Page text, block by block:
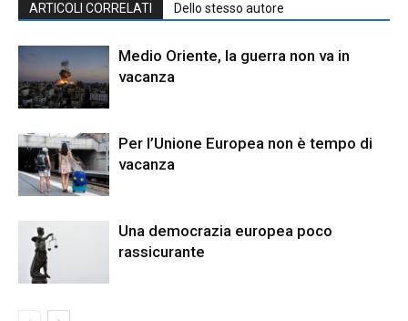
ARTICOLI CORRELATI Dello stesso autore
Medio Oriente, la guerra non va in
vacanza
Per l’Unione Europea non è tempo di
vacanza
Una democrazia europea poco
rassicurante